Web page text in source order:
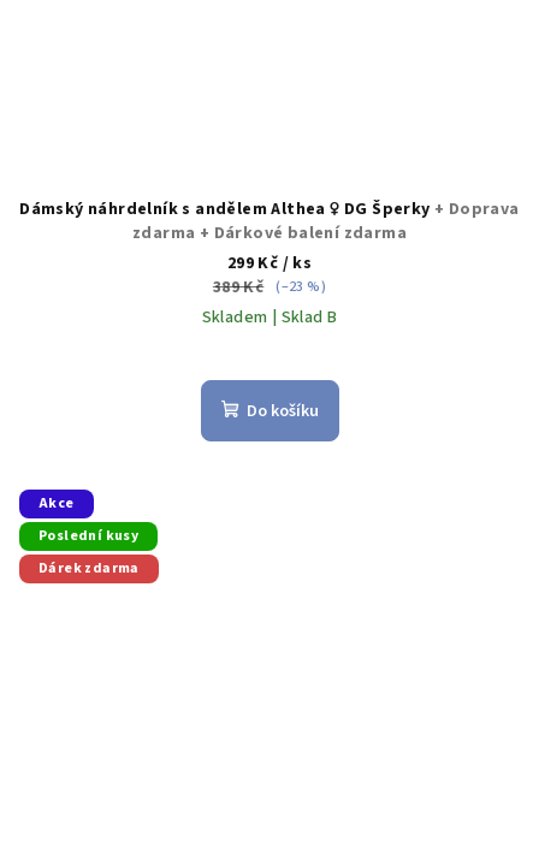
Dámský náhrdelník s andělem Althea ♀️ DG Šperky + Doprava
zdarma + Dárkové balení zdarma
299 Kč / ks
389 Kč (–23 %)
Skladem | Sklad B
Do košíku
Akce
Poslední kusy
Dárek zdarma